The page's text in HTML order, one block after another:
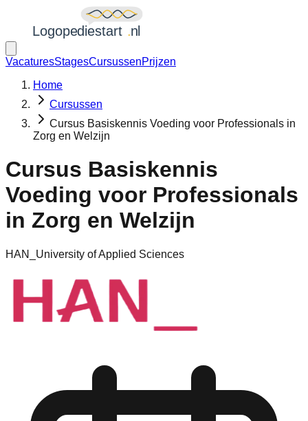
VacaturesStagesCursussenPrijzen
Home
Cursussen
Cursus Basiskennis Voeding voor Professionals in
Zorg en Welzijn
Cursus Basiskennis
Voeding voor Professionals
in Zorg en Welzijn
HAN_University of Applied Sciences